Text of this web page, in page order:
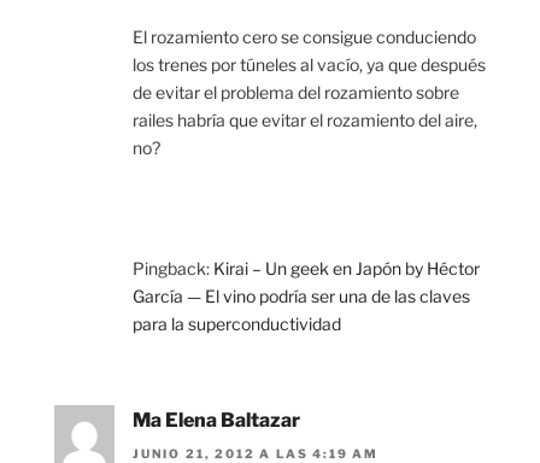
El rozamiento cero se consigue conduciendo
los trenes por túneles al vacío, ya que después
de evitar el problema del rozamiento sobre
railes habría que evitar el rozamiento del aire,
no?
Pingback: Kirai – Un geek en Japón by Héctor
García — El vino podría ser una de las claves
para la superconductividad
Ma Elena Baltazar
JUNIO 21, 2012 A LAS 4:19 AM